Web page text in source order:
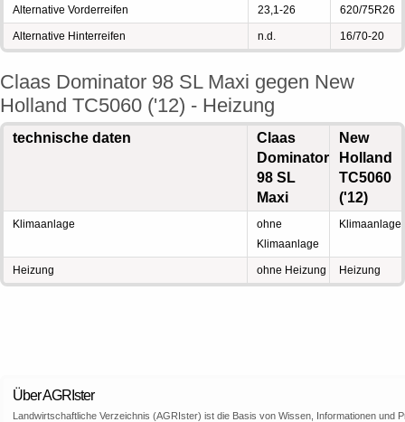
Alternative Vorderreifen 23,1-26 620/75R26
Alternative Hinterreifen n.d. 16/70-20
Claas Dominator 98 SL Maxi gegen New
Holland TC5060 ('12) - Heizung
technische daten
Claas
Dominator
98 SL
Maxi
New
Holland
TC5060
('12)
Klimaanlage
ohne
Klimaanlage
Klimaanlage
Heizung ohne Heizung Heizung
Über AGRIster
Landwirtschaftliche Verzeichnis (AGRIster) ist die Basis von Wissen, Informationen